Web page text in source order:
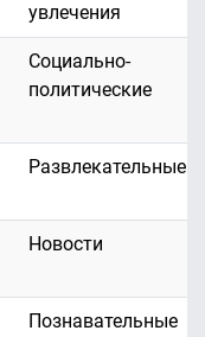
увлечения
Социально-
политические
Развлекательные
Новости
Познавательные